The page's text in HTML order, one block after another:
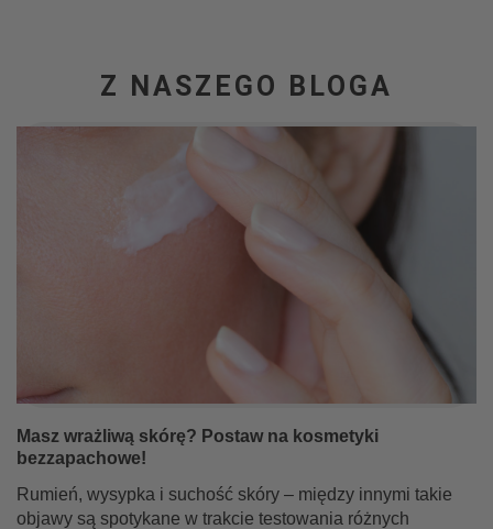
Z NASZEGO BLOGA
Masz wrażliwą skórę? Postaw na kosmetyki
bezzapachowe!
Rumień, wysypka i suchość skóry – między innymi takie
objawy są spotykane w trakcie testowania różnych